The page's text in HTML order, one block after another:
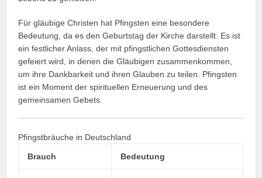
Für gläubige Christen hat Pfingsten eine besondere
Bedeutung, da es den Geburtstag der Kirche darstellt. Es ist
ein festlicher Anlass, der mit pfingstlichen Gottesdiensten
gefeiert wird, in denen die Gläubigen zusammenkommen,
um ihre Dankbarkeit und ihren Glauben zu teilen. Pfingsten
ist ein Moment der spirituellen Erneuerung und des
gemeinsamen Gebets.
Pfingstbräuche in Deutschland
Brauch Bedeutung